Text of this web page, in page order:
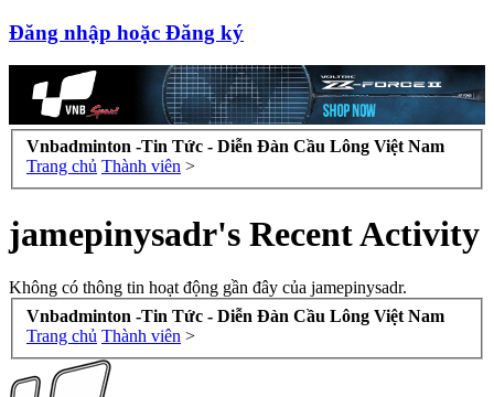
Đăng nhập hoặc Đăng ký
Vnbadminton -Tin Tức - Diễn Đàn Cầu Lông Việt Nam
Trang chủ Thành viên >
jamepinysadr's Recent Activity
Không có thông tin hoạt động gần đây của jamepinysadr.
Vnbadminton -Tin Tức - Diễn Đàn Cầu Lông Việt Nam
Trang chủ Thành viên >